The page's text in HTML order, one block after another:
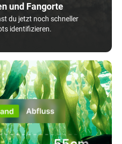
und Fangorte
du jetzt noch schneller
identifizieren.